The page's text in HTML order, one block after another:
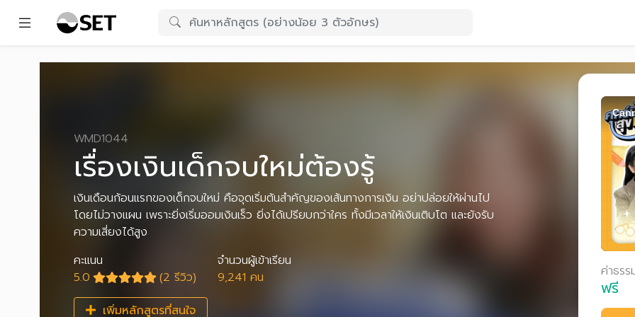
WMD1044
เรื่องเงินเด็กจบใหม่ต้องรู้
เงินเดือนก้อนแรกของเด็กจบใหม่ คือจุดเริ่มต้นสำคัญของเส้นทางการเงิน อย่าปล่อยให้ผ่านไป
โดยไม่วางแผน เพราะยิ่งเริ่มออมเงินเร็ว ยิ่งได้เปรียบกว่าใคร ทั้งมีเวลาให้เงินเติบโต และยังรับ
ความเสี่ยงได้สูง
คะแนน
5.0
(2 รีวิว)
จำนวนผู้เข้าเรียน
9,241 คน
เพิ่มหลักสูตรที่สนใจ
ค่าธรร
ฟรี